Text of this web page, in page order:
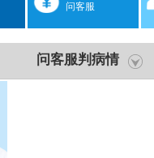
问客服
问客服判病情